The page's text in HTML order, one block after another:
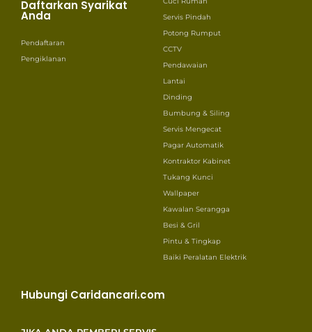
Daftarkan Syarikat
Anda
Pendaftaran
Pengiklanan
Servis Pindah
Potong Rumput
CCTV
Pendawaian
Lantai
Dinding
Bumbung & Siling
Servis Mengecat
Pagar Automatik
Kontraktor Kabinet
Tukang Kunci
Wallpaper
Kawalan Serangga
Besi & Gril
Pintu & Tingkap
Baiki Peralatan Elektrik
Hubungi Caridancari.com